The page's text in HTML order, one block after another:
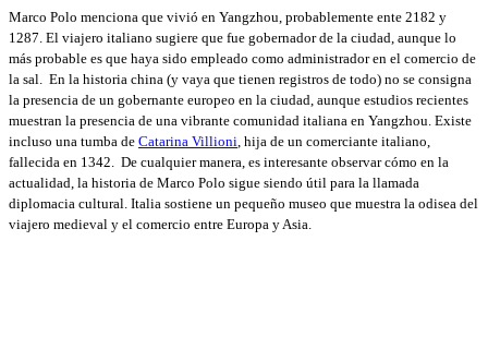
Marco Polo menciona que vivió en Yangzhou, probablemente ente 2182 y
1287. El viajero italiano sugiere que fue gobernador de la ciudad, aunque lo
más probable es que haya sido empleado como administrador en el comercio de
la sal. En la historia china (y vaya que tienen registros de todo) no se consigna
la presencia de un gobernante europeo en la ciudad, aunque estudios recientes
muestran la presencia de una vibrante comunidad italiana en Yangzhou. Existe
incluso una tumba de Catarina Villioni , hija de un comerciante italiano,
fallecida en 1342. De cualquier manera, es interesante observar cómo en la
actualidad, la historia de Marco Polo sigue siendo útil para la llamada
diplomacia cultural. Italia sostiene un pequeño museo que muestra la odisea del
viajero medieval y el comercio entre Europa y Asia.